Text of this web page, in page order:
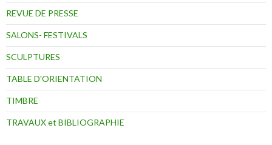
REVUE DE PRESSE
SALONS- FESTIVALS
SCULPTURES
TABLE D'ORIENTATION
TIMBRE
TRAVAUX et BIBLIOGRAPHIE